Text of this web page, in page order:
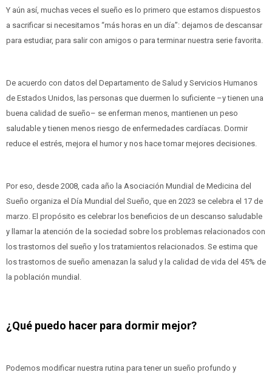
Y aún así, muchas veces el sueño es lo primero que estamos dispuestos
a sacrificar si necesitamos “más horas en un día”: dejamos de descansar
para estudiar, para salir con amigos o para terminar nuestra serie favorita.
De acuerdo con datos del Departamento de Salud y Servicios Humanos
de Estados Unidos, las personas que duermen lo suficiente –y tienen una
buena calidad de sueño– se enferman menos, mantienen un peso
saludable y tienen menos riesgo de enfermedades cardíacas. Dormir
reduce el estrés, mejora el humor y nos hace tomar mejores decisiones.
Por eso, desde 2008, cada año la Asociación Mundial de Medicina del
Sueño organiza el Día Mundial del Sueño, que en 2023 se celebra el 17 de
marzo. El propósito es celebrar los beneficios de un descanso saludable
y llamar la atención de la sociedad sobre los problemas relacionados con
los trastornos del sueño y los tratamientos relacionados. Se estima que
los trastornos de sueño amenazan la salud y la calidad de vida del 45% de
la población mundial.
¿Qué puedo hacer para dormir mejor?
Podemos modificar nuestra rutina para tener un sueño profundo y